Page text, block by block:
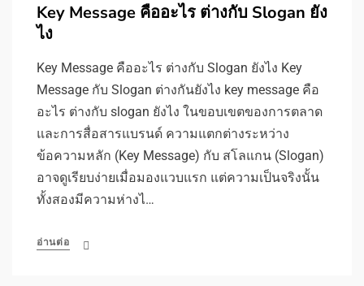
Key Message คืออะไร ต่างกับ Slogan ยัง
ไง
Key Message คืออะไร ต่างกับ Slogan ยังไง Key
Message กับ Slogan ต่างกันยังไง key message คือ
อะไร ต่างกับ slogan ยังไง ในขอบเขตของการตลาด
และการสื่อสารแบรนด์ ความแตกต่างระหว่าง
ข้อความหลัก (Key Message) กับ สโลแกน (Slogan)
อาจดูเรียบง่ายเมื่อมองแวบแรก แต่ความเป็นจริงนั้น
ทั้งสองมีความห่างไ…
อ่านต่อ